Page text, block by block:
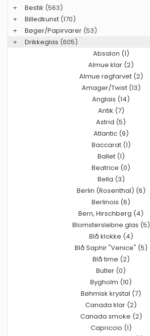
+ Bestik (563)
+
Billedkunst (170)
+
Bøger/Papirvarer (53)
+
Drikkeglas (605)
Absalon (1)
Almue klar (2)
Almue røgfarvet (2)
Amager/Twist (13)
Anglais (14)
Antik (7)
Astrid (5)
Atlantic (9)
Baccarat (1)
Ballet (1)
Beatrice (0)
Bella (3)
Berlin (Rosenthal) (6)
Berlinois (6)
Bern, Hirschberg (4)
Blomsterslebne glas (5)
Blå klokke (4)
Blå Saphir "Venice" (5)
Blå time (2)
Butler (0)
Bygholm (10)
Bøhmisk krystal (7)
Canada klar (2)
Canada smoke (2)
Capriccio (1)